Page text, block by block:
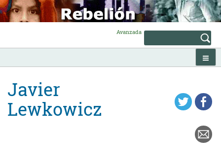
Skip
to
content
Avanzada
Javier
Lewkowicz